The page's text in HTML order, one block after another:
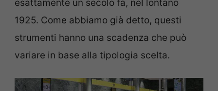
esattamente un secolo fa, nel lontano
1925. Come abbiamo già detto, questi
strumenti hanno una scadenza che può
variare in base alla tipologia scelta.